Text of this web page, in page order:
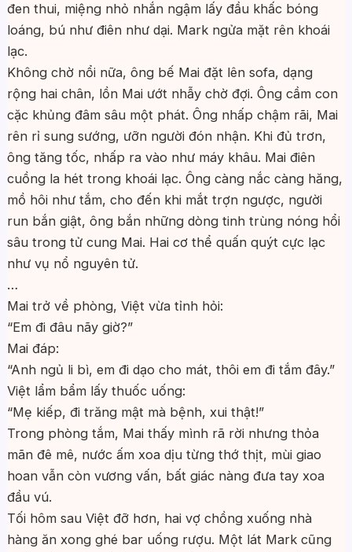
đen thui, miệng nhỏ nhắn ngậm lấy đầu khấc bóng
loáng, bú như điên như dại. Mark ngửa mặt rên khoái
lạc.
Không chờ nổi nữa, ông bế Mai đặt lên sofa, dạng
rộng hai chân, lồn Mai ướt nhẫy chờ đợi. Ông cầm con
cặc khủng đâm sâu một phát. Ông nhấp chậm rãi, Mai
rên rỉ sung sướng, ưỡn người đón nhận. Khi đủ trơn,
ông tăng tốc, nhấp ra vào như máy khâu. Mai điên
cuồng la hét trong khoái lạc. Ông càng nắc càng hăng,
mồ hôi như tắm, cho đến khi mắt trợn ngược, người
run bắn giật, ông bắn những dòng tinh trùng nóng hổi
sâu trong tử cung Mai. Hai cơ thể quấn quýt cực lạc
như vụ nổ nguyên tử.
…
Mai trở về phòng, Việt vừa tỉnh hỏi:
“Em đi đâu nãy giờ?”
Mai đáp:
“Anh ngủ li bì, em đi dạo cho mát, thôi em đi tắm đây.”
Việt lẩm bẩm lấy thuốc uống:
“Mẹ kiếp, đi trăng mật mà bệnh, xui thật!”
Trong phòng tắm, Mai thấy mình rã rời nhưng thỏa
mãn đê mê, nước ấm xoa dịu từng thớ thịt, mùi giao
hoan vẫn còn vương vấn, bất giác nàng đưa tay xoa
đầu vú.
Tối hôm sau Việt đỡ hơn, hai vợ chồng xuống nhà
hàng ăn xong ghé bar uống rượu. Một lát Mark cũng